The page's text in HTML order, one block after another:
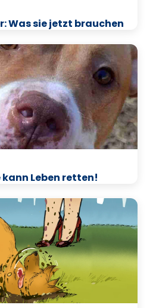
Was sie jetzt brauchen
kann Leben retten!